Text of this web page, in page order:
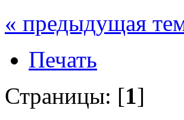
« предыдущая
Печать
Страницы: [1]